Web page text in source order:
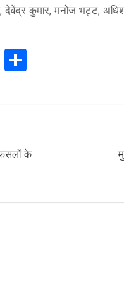
देवेंद्र कुमार, मनोज भट्ट,
ar
फसलों के